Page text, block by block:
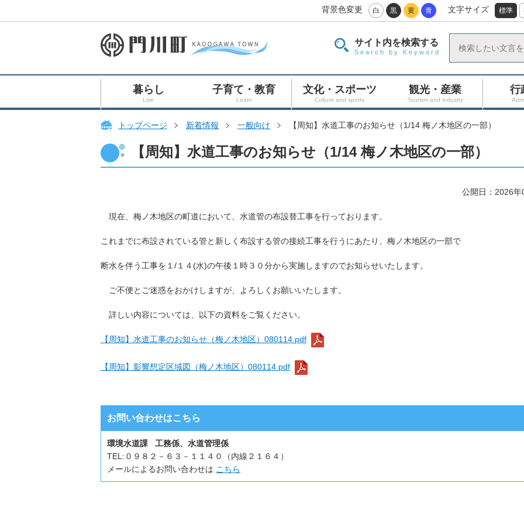
背景色変更 白 黒 黄 青 文字サイズ 標準
サイト内を検索する
Search by Keyword
暮らし
Live
子育て・教育
Learn
文化・スポーツ
Culture and sports
観光・産業
Tourism and industry
行
トップページ 新着情報 一般向け 【周知】水道工事のお知らせ（1/14 梅ノ木地区の一部）
【周知】水道工事のお知らせ（1/14 梅ノ木地区の一部）
公開日：2026年
現在、梅ノ木地区の町道において、水道管の布設替工事を行っております。
これまでに布設されている管と新しく布設する管の接続工事を行うにあたり、梅ノ木地区の一部で
断水を伴う工事を１/１４(水)の午後１時３０分から実施しますのでお知らせいたします。
ご不便とご迷惑をおかけしますが、よろしくお願いいたします。
詳しい内容については、以下の資料をご覧ください。
【周知】水道工事のお知らせ（梅ノ木地区）080114.pdf
【周知】影響想定区域図（梅ノ木地区）080114.pdf
お問い合わせはこちら
環境水道課 工務係、水道管理係
TEL: ０９８２－６３－１１４０（内線２１６４）
メールによるお問い合わせは こちら